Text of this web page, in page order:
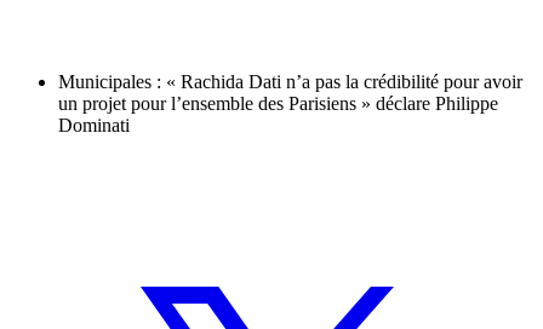
Municipales : « Rachida Dati n’a pas la crédibilité pour avoir
un projet pour l’ensemble des Parisiens » déclare Philippe
Dominati